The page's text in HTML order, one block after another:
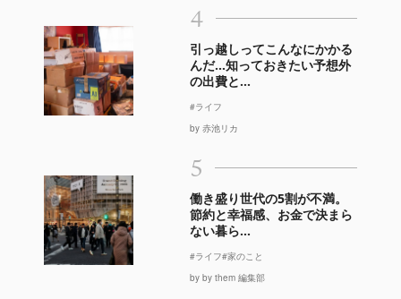
4
引っ越しってこんなにかかる
んだ…知っておきたい予想外
の出費と...
#ライフ
by 赤池リカ
5
働き盛り世代の5割が不満。
節約と幸福感、お金で決まら
ない暮ら...
#ライフ#家のこと
by by them 編集部